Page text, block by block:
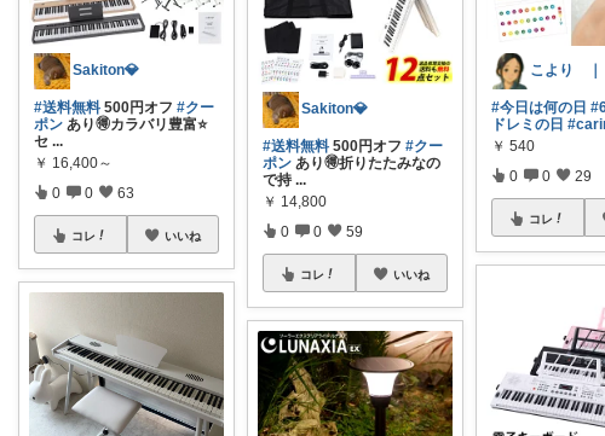
Sakiton💎
#送料無料 500円オフ #クー
ポン あり🉐カラバリ豊富⭐️
セ ...
￥ 16,400～
0 0 63
コレ いいね
Sakiton💎
#送料無料 500円オフ#クー
ポン あり🉐折りたたみなの
で持 ...
￥ 14,800
0 0 59
コレ いいね
#今日は何の日
ドレミの日
￥ 540
0 0 29
コレ